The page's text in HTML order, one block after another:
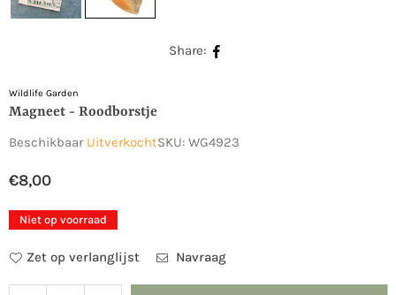
Share:
Wildlife Garden
Magneet - Roodborstje
Beschikbaar UitverkochtSKU: WG4923
Normale
prijs
€8,00
Niet op voorraad
Zet op verlanglijst Navraag